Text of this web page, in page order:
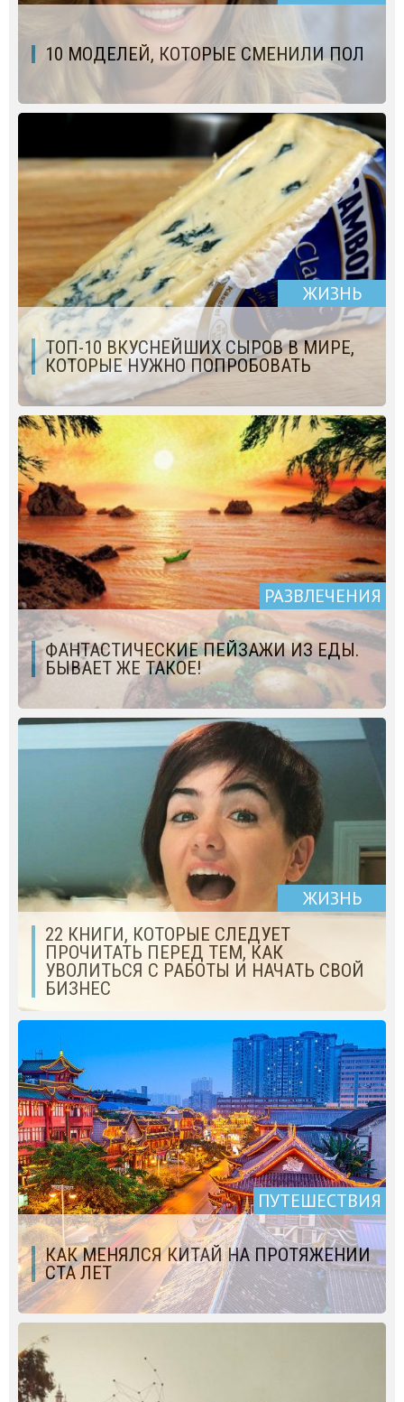
10 МОДЕЛЕЙ, КОТОРЫЕ СМЕНИЛИ ПОЛ
ЖИЗНЬ
ТОП-10 ВКУСНЕЙШИХ СЫРОВ В МИРЕ,
КОТОРЫЕ НУЖНО ПОПРОБОВАТЬ
РАЗВЛЕЧЕНИЯ
ФАНТАСТИЧЕСКИЕ ПЕЙЗАЖИ ИЗ ЕДЫ.
БЫВАЕТ ЖЕ ТАКОЕ!
ЖИЗНЬ
22 КНИГИ, КОТОРЫЕ СЛЕДУЕТ
ПРОЧИТАТЬ ПЕРЕД ТЕМ, КАК
УВОЛИТЬСЯ С РАБОТЫ И НАЧАТЬ СВОЙ
БИЗНЕС
ПУТЕШЕСТВИЯ
КАК МЕНЯЛСЯ КИТАЙ НА ПРОТЯЖЕНИИ
СТА ЛЕТ